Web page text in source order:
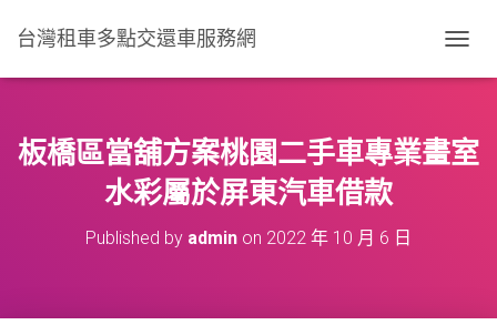
台灣租車多點交還車服務網
O
L
E
板橋區當舖方案桃園二手車專業畫室
水彩屬於屏東汽車借款
Published by admin on 2022 年 10 月 6 日